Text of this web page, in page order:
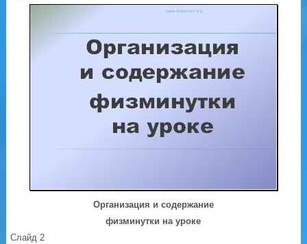
Организация и содержание
физминутки на уроке
Слайд 2